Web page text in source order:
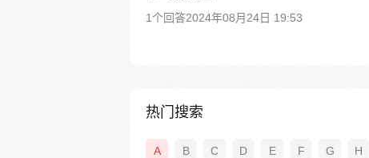
1个回答2024年08月24日 19:53
热门搜索
A B C D E F G H